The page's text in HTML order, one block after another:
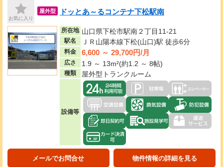
お気に入り
屋外型 ドッとあ～るコンテナ下松駅南
所在地 山口県下松市駅南２丁目11-21
駅名 ＪＲ山陽本線下松(山口)駅 徒歩6分
料金 6,600 ～ 29,700円/月
広さ 1.9 ～ 13m²(約1.2 ～ 8帖)
種類 屋外型トランクルーム
設備等
メールでお問合せ 物件情報の詳細を見る